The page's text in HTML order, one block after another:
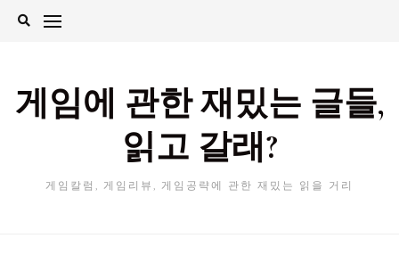
Skip
게임에 관한 재밌는 글들,
읽고 갈래?
게임칼럼, 게임리뷰, 게임공략에 관한 재밌는 읽을 거리